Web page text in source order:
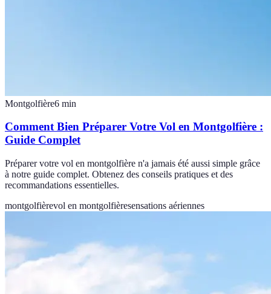
Montgolfière6 min
Comment Bien Préparer Votre Vol en Montgolfière :
Guide Complet
Préparer votre vol en montgolfière n'a jamais été aussi simple grâce
à notre guide complet. Obtenez des conseils pratiques et des
recommandations essentielles.
montgolfièrevol en montgolfièresensations aériennes